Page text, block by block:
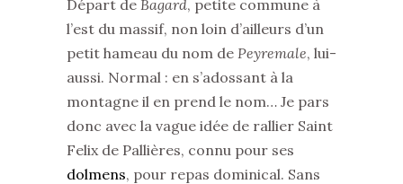
Départ de Bagard, petite commune à
l’est du massif, non loin d’ailleurs d’un
petit hameau du nom de Peyremale, lui-
aussi. Normal : en s’adossant à la
montagne il en prend le nom… Je pars
donc avec la vague idée de rallier Saint
Felix de Pallières, connu pour ses
dolmens, pour repas dominical. Sans